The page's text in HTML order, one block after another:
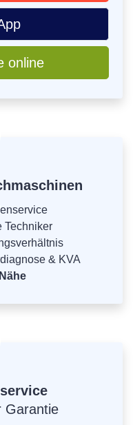
online
Techniker
& KVA
Garantie